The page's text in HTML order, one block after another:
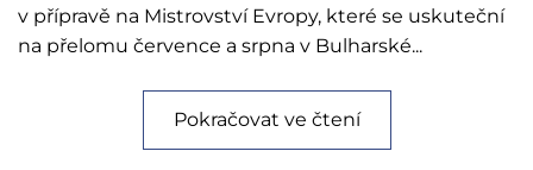
v přípravě na Mistrovství Evropy, které se uskuteční
na přelomu července a srpna v Bulharské...
Pokračovat ve čtení